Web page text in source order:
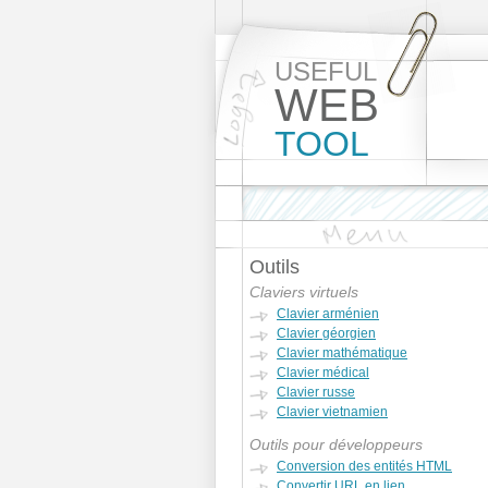
USEFUL
WEB
TOOL
Outils
Claviers virtuels
Clavier arménien
Clavier géorgien
Clavier mathématique
Clavier médical
Clavier russe
Clavier vietnamien
Outils pour développeurs
Conversion des entités HTML